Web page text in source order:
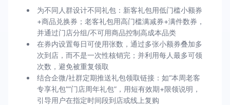
为不同人群设计不同礼包：新客礼包用低门槛小额券
+商品兑换券；老客礼包用高门槛满减券+满件数券，
并通过门店分组/不可用商品控制高成本品类
在券内设置每日可使用张数，通过多张小额券叠加多
次到店，而不是一次性核销完；并利用每人最多可领
次数，避免被重复领取
结合企微/社群定期推送礼包领取链接：如“本周老客
专享礼包”“门店周年礼包”，用短有效期+限领说明，
引导用户在指定时间段到店或线上复购